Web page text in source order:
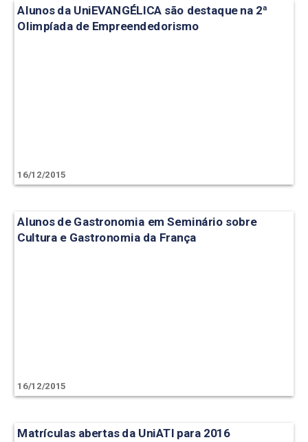
Alunos da UniEVANGÉLICA são destaque na 2ª
Olimpíada de Empreendedorismo
16/12/2015
Alunos de Gastronomia em Seminário sobre
Cultura e Gastronomia da França
16/12/2015
Matrículas abertas da UniATI para 2016